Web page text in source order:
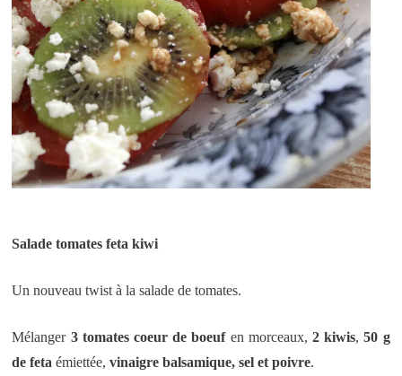
Salade tomates feta kiwi
Un nouveau twist à la salade de tomates.
Mélanger 3 tomates coeur de boeufen morceaux, 2 kiwis,50 g
de feta émiettée,vinaigre balsamique, sel et poivre.